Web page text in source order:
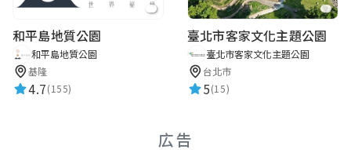
和平島地質公園
和平島地質公園
基隆
4.7(155)
臺北市客家文化主題公園
臺北市客家文化主題公園
台北市
5(15)
広告